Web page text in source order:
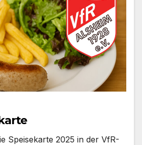
Speisekarte 2025 in der VfR-